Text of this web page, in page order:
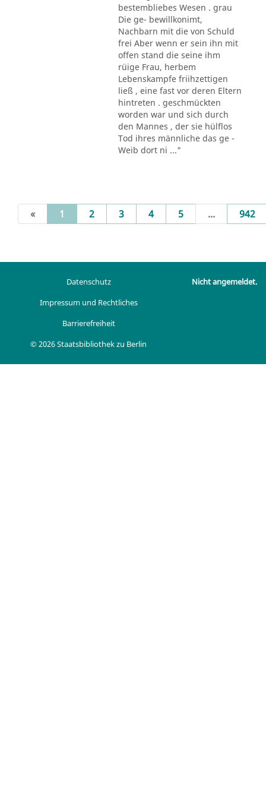
bestembliebes Wesen . grau
Die ge- bewillkonimt,
Nachbarn mit die von Schuld
frei Aber wenn er sein ihn mit
offen stand die seine ihm
rüige Frau, herbem
Lebenskampfe friihzettigen
ließ , eine fast vor deren Eltern
hintreten . geschmückten
worden war und sich durch
den Mannes , der sie hülflos
Tod ihres männliche das ge -
Weib dort ni ..."
« 1 (current)
2 3 4 5 ... 942
Datenschutz
Impressum und Rechtliches
Barrierefreiheit
© 2026 Staatsbibliothek zu Berlin
Nicht angemeldet.